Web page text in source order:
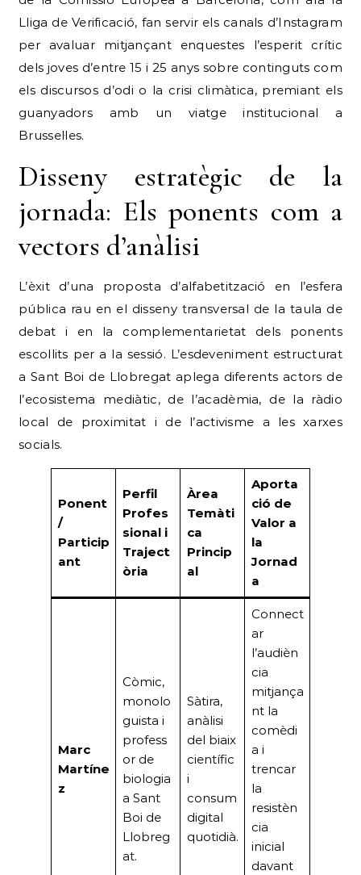
Lliga de Verificació, fan servir els canals d’Instagram
per avaluar mitjançant enquestes l’esperit crític
dels joves d’entre 15 i 25 anys sobre continguts com
els discursos d’odi o la crisi climàtica, premiant els
guanyadors amb un viatge institucional a
Brussel·les.
Disseny estratègic de la
jornada: Els ponents com a
vectors d’anàlisi
L’èxit d’una proposta d’alfabetització en l’esfera
pública rau en el disseny transversal de la taula de
debat i en la complementarietat dels ponents
escollits per a la sessió. L’esdeveniment estructurat
a Sant Boi de Llobregat aplega diferents actors de
l’ecosistema mediàtic, de l’acadèmia, de la ràdio
local de proximitat i de l’activisme a les xarxes
socials.
Ponent
/
Particip
ant
Perfil
Profes
sional i
Traject
òria
Àrea
Temàti
ca
Princip
al
Aporta
ció de
Valor a
la
Jornad
a
Marc
Martíne
z
Còmic,
monolo
guista i
profess
or de
biologia
a Sant
Boi de
Llobreg
at.
Sàtira,
anàlisi
del biaix
científic
i
consum
digital
quotidià.
Connect
ar
l’audièn
cia
mitjança
nt la
comèdi
a i
trencar
la
resistèn
cia
inicial
davant